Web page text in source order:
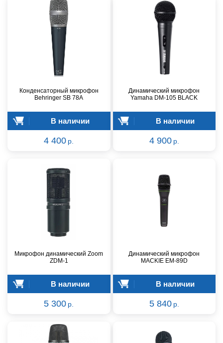
Конденсаторный микрофон
Behringer SB 78A
В наличии
4 400 р.
Динамический микрофон
Yamaha DM-105 BLACK
В наличии
4 900 р.
Микрофон динамический Zoom
ZDM-1
В наличии
5 300 р.
Динамический микрофон
MACKIE EM-89D
В наличии
5 840 р.